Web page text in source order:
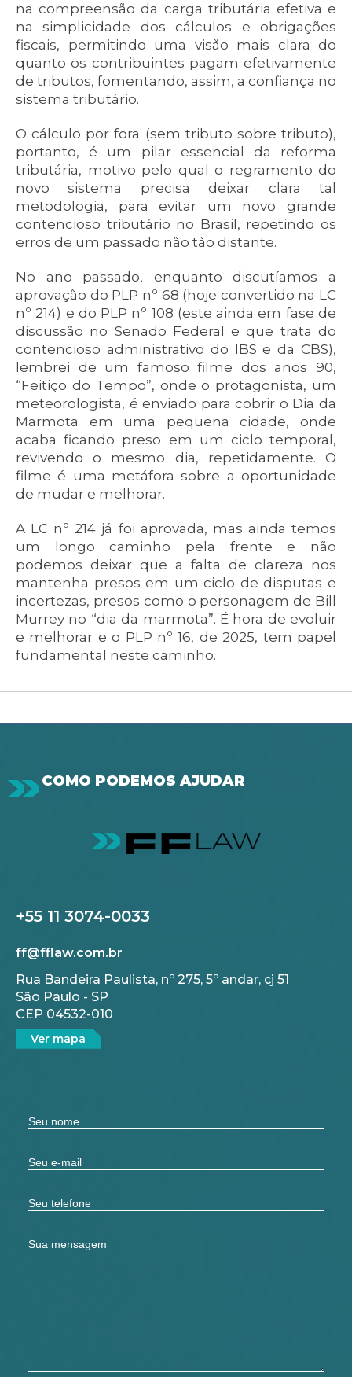
na compreensão da carga tributária efetiva e
na simplicidade dos cálculos e obrigações
fiscais, permitindo uma visão mais clara do
quanto os contribuintes pagam efetivamente
de tributos, fomentando, assim, a confiança no
sistema tributário.
O cálculo por fora (sem tributo sobre tributo),
portanto, é um pilar essencial da reforma
tributária, motivo pelo qual o regramento do
novo sistema precisa deixar clara tal
metodologia, para evitar um novo grande
contencioso tributário no Brasil, repetindo os
erros de um passado não tão distante.
No ano passado, enquanto discutíamos a
aprovação do PLP nº 68 (hoje convertido na LC
nº 214) e do PLP nº 108 (este ainda em fase de
discussão no Senado Federal e que trata do
contencioso administrativo do IBS e da CBS),
lembrei de um famoso filme dos anos 90,
“Feitiço do Tempo”, onde o protagonista, um
meteorologista, é enviado para cobrir o Dia da
Marmota em uma pequena cidade, onde
acaba ficando preso em um ciclo temporal,
revivendo o mesmo dia, repetidamente. O
filme é uma metáfora sobre a oportunidade
de mudar e melhorar.
A LC nº 214 já foi aprovada, mas ainda temos
um longo caminho pela frente e não
podemos deixar que a falta de clareza nos
mantenha presos em um ciclo de disputas e
incertezas, presos como o personagem de Bill
Murrey no “dia da marmota”. É hora de evoluir
e melhorar e o PLP nº 16, de 2025, tem papel
fundamental neste caminho.
COMO PODEMOS AJUDAR
+55 11 3074-0033
ff@fflaw.com.br
Rua Bandeira Paulista, nº 275, 5º andar, cj 51
São Paulo - SP
CEP 04532-010
Ver mapa